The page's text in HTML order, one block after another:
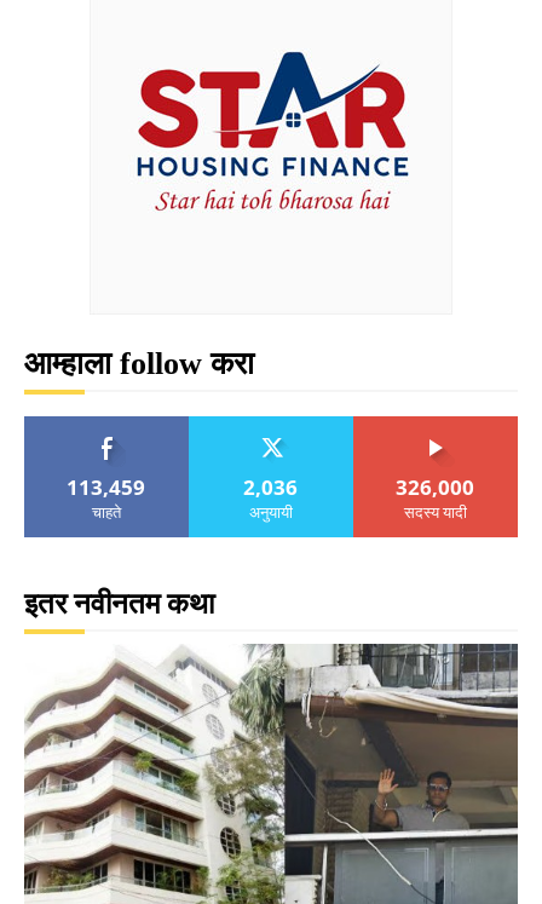
आम्हाला follow करा
113,459
चाहते
2,036
अनुयायी
326,000
सदस्य यादी
इतर नवीनतम कथा